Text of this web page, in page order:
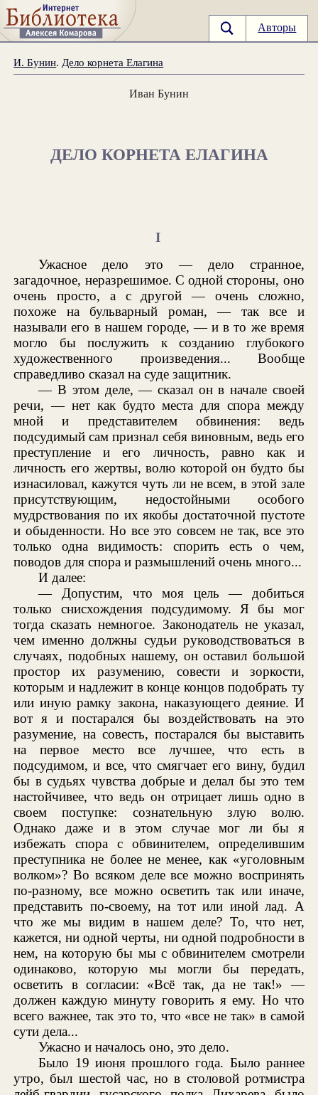
Авторы
И. Бунин. Дело корнета Елагина
Иван Бунин
ДЕЛО КОРНЕТА ЕЛАГИНА
I
Ужасное дело это — дело странное,
загадочное, неразрешимое. С одной стороны, оно
очень просто, а с другой — очень сложно,
похоже на бульварный роман, — так все и
называли его в нашем городе, — и в то же время
могло бы послужить к созданию глубокого
художественного произведения... Вообще
справедливо сказал на суде защитник.
— В этом деле, — сказал он в начале своей
речи, — нет как будто места для спора между
мной и представителем обвинения: ведь
подсудимый сам признал себя виновным, ведь его
преступление и его личность, равно как и
личность его жертвы, волю которой он будто бы
изнасиловал, кажутся чуть ли не всем, в этой зале
присутствующим, недостойными особого
мудрствования по их якобы достаточной пустоте
и обыденности. Но все это совсем не так, все это
только одна видимость: спорить есть о чем,
поводов для спора и размышлений очень много...
И далее:
— Допустим, что моя цель — добиться
только снисхождения подсудимому. Я бы мог
тогда сказать немногое. Законодатель не указал,
чем именно должны судьи руководствоваться в
случаях, подобных нашему, он оставил большой
простор их разумению, совести и зоркости,
которым и надлежит в конце концов подобрать ту
или иную рамку закона, наказующего деяние. И
вот я и постарался бы воздействовать на это
разумение, на совесть, постарался бы выставить
на первое место все лучшее, что есть в
подсудимом, и все, что смягчает его вину, будил
бы в судьях чувства добрые и делал бы это тем
настойчивее, что ведь он отрицает лишь одно в
своем поступке: сознательную злую волю.
Однако даже и в этом случае мог ли бы я
избежать спора с обвинителем, определившим
преступника не более не менее, как «уголовным
волком»? Во всяком деле все можно воспринять
по-разному, все можно осветить так или иначе,
представить по-своему, на тот или иной лад. А
что же мы видим в нашем деле? То, что нет,
кажется, ни одной черты, ни одной подробности в
нем, на которую бы мы с обвинителем смотрели
одинаково, которую мы могли бы передать,
осветить в согласии: «Всё так, да не так!» —
должен каждую минуту говорить я ему. Но что
всего важнее, так это то, что «все не так» в самой
сути дела...
Ужасно и началось оно, это дело.
Было 19 июня прошлого года. Было раннее
утро, был шестой час, но в столовой ротмистра